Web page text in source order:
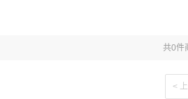
共0件
<